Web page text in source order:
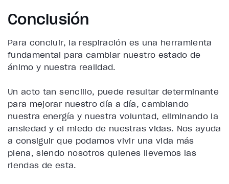
Conclusión
Para concluir, la respiración es una herramienta
fundamental para cambiar nuestro estado de
ánimo y nuestra realidad.
Un acto tan sencillo, puede resultar determinante
para mejorar nuestro día a día, cambiando
nuestra energía y nuestra voluntad, eliminando la
ansiedad y el miedo de nuestras vidas. Nos ayuda
a consiguir que podamos vivir una vida más
plena, siendo nosotros quienes llevemos las
riendas de esta.